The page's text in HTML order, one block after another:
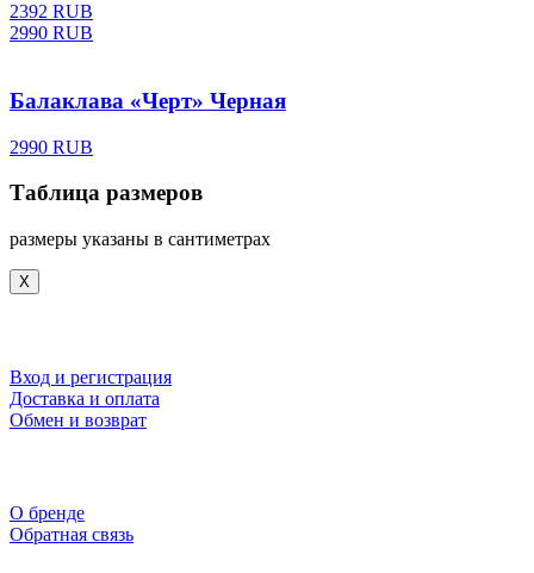
2392 RUB
2990 RUB
Балаклава «Черт» Черная
2990 RUB
Таблица размеров
размеры указаны в сантиметрах
X
Вход и регистрация
Доставка и оплата
Обмен и возврат
О бренде
Обратная связь